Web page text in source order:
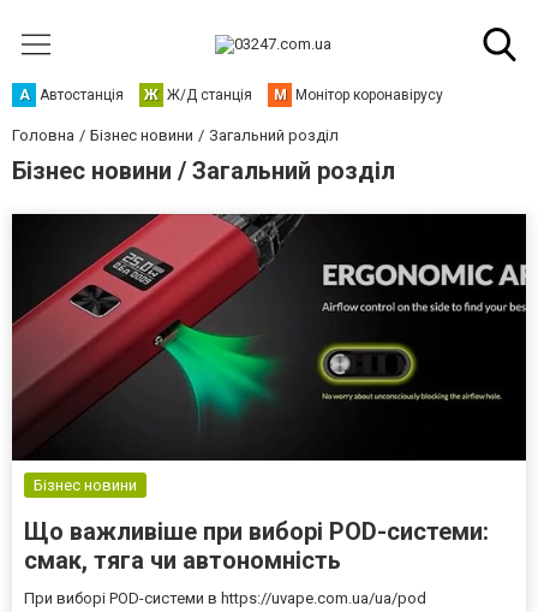
А Автостанція Ж Ж/Д станція М Монітор коронавірусу
Головна Бізнес новини Загальний розділ
Бізнес новини / Загальний розділ
Бізнес новини
Що важливіше при виборі POD-системи:
смак, тяга чи автономність
При виборі POD-системи в https://uvape.com.ua/ua/pod